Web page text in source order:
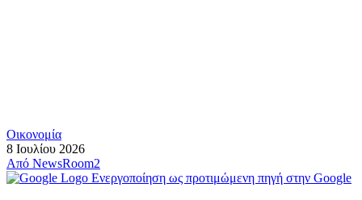
Οικονομία
8 Ιουλίου 2026
Από NewsRoom2
Ενεργοποίηση ως προτιμώμενη πηγή στην Google